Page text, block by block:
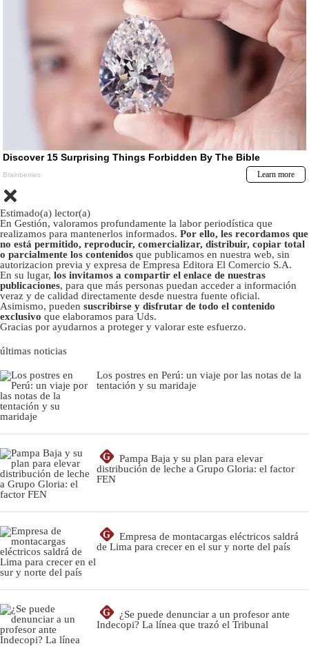
Estimado(a) lector(a)
En Gestión, valoramos profundamente la labor periodística que
realizamos para mantenerlos informados. Por ello, les recordamos que
no está permitido, reproducir, comercializar, distribuir, copiar total
o parcialmente los contenidos que publicamos en nuestra web, sin
autorizacion previa y expresa de Empresa Editora El Comercio S.A.
En su lugar, los invitamos a compartir el enlace de nuestras
publicaciones, para que más personas puedan acceder a información
veraz y de calidad directamente desde nuestra fuente oficial.
Asimismo, pueden suscribirse y disfrutar de todo el contenido
exclusivo que elaboramos para Uds.
Gracias por ayudarnos a proteger y valorar este esfuerzo.
últimas noticias
Los postres en Perú: un viaje por las notas de la
tentación y su maridaje
G
Pampa Baja y su plan para elevar
distribución de leche a Grupo Gloria: el factor
FEN
G
Empresa de montacargas eléctricos saldrá
de Lima para crecer en el sur y norte del país
G
¿Se puede denunciar a un profesor ante
Indecopi? La línea que trazó el Tribunal